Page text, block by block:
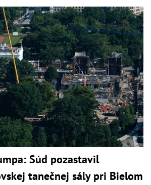
Súd pozastavil
tanečnej sály pri Bielom